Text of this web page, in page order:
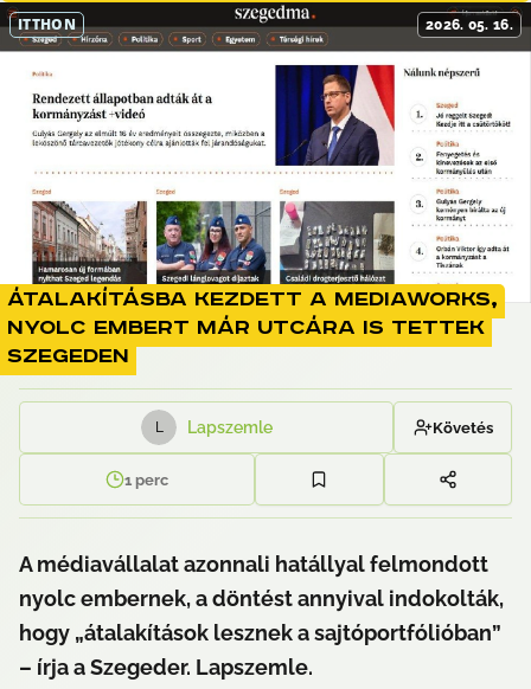
ITTHON 2026. 05. 16.
Átalakításba kezdett a Mediaworks,
nyolc embert már utcára is tettek
Szegeden
L Lapszemle Követés
1 perc
A médiavállalat azonnali hatállyal felmondott
nyolc embernek, a döntést annyival indokolták,
hogy „átalakítások lesznek a sajtóportfólióban”
– írja a Szegeder. Lapszemle.